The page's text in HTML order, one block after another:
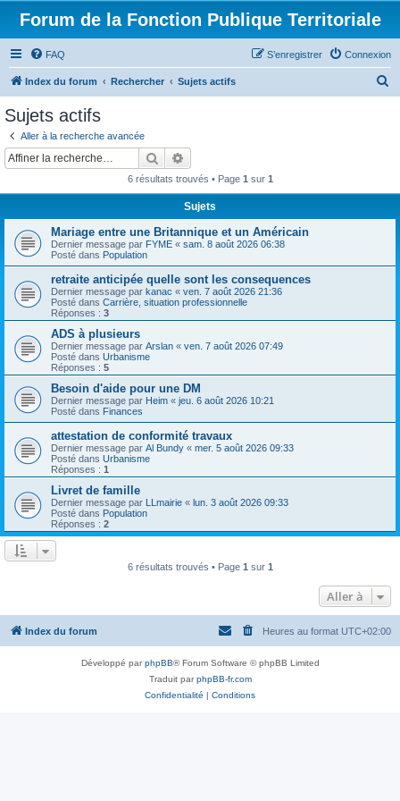
Forum de la Fonction Publique Territoriale
FAQ Connexion
S’enregistrer
Index du forum Rechercher Sujets actifs
Sujets actifs
Aller à la recherche avancée
Rechercher
6 résultats trouvés • Page 1 sur 1
Sujets
Mariage entre une Britannique et un Américain
Dernier message par FYME « sam. 8 août 2026 06:38
Posté dans Population
retraite anticipée quelle sont les consequences
Dernier message par kanac « ven. 7 août 2026 21:36
Posté dans Carrière, situation professionnelle
Réponses : 3
ADS à plusieurs
Dernier message par Arslan « ven. 7 août 2026 07:49
Posté dans Urbanisme
Réponses : 5
Besoin d'aide pour une DM
Dernier message par Heim « jeu. 6 août 2026 10:21
Posté dans Finances
attestation de conformité travaux
Dernier message par Al Bundy « mer. 5 août 2026 09:33
Posté dans Urbanisme
Réponses : 1
Livret de famille
Dernier message par LLmairie « lun. 3 août 2026 09:33
Posté dans Population
Réponses : 2
6 résultats trouvés • Page 1 sur 1
Aller à
Index du forum Heures au format UTC+02:00
Développé parphpBB® Forum Software © phpBB Limited
Traduit parphpBB-fr.com
Confidentialité | Conditions